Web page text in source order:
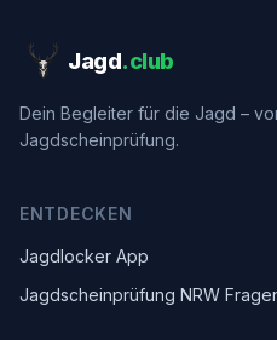
Jagd.club
Dein Begleiter für die Jagd –
Jagdscheinprüfung.
ENTDECKEN
Jagdlocker App
Jagdscheinprüfung NRW